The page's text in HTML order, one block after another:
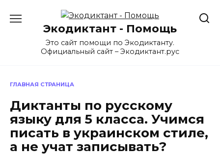
содержаниюЭкодиктант - Помощь
Это сайт помощи по Экодиктанту.
Официальный сайт – Экодиктант.рус
ГЛАВНАЯ СТРАНИЦА
Диктанты по русскому
языку для 5 класса. Учимся
писать в украинском стиле,
а не учат записывать?